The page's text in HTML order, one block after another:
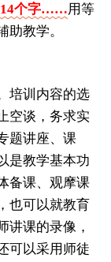
个字……用等
助教学。
培训内容的选
空谈，务求实
题讲座、课
是教学基本功
备课、观摩课
也可以就教育
讲课的录像，
可以采用师徒